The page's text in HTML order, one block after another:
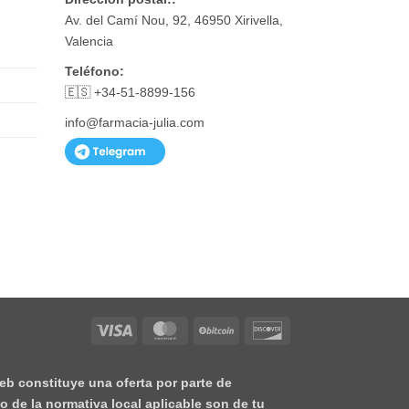
Av. del Camí Nou, 92, 46950 Xirivella,
Valencia
Teléfono:
🇪🇸 +34-51-8899-156
info@farmacia-julia.com
Visa MasterCardBitCoin
constituye una oferta por parte de
de la normativa local aplicable son de tu